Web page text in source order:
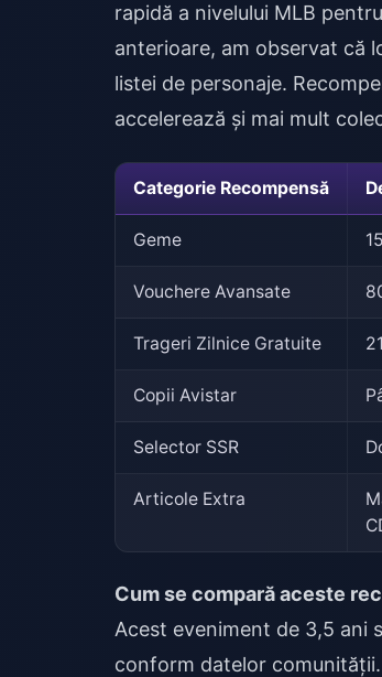
rapidă a nivelului MLB
anterioare, am observat că
listei de personaje.
accelerează și mai mult
Categorie Recompensă
Geme
Vouchere Avansate
Trageri Zilnice Gratuite
Copii Avistar
Selector SSR
Articole Extra
Cum se compară aceste
Acest eveniment de 3,5 ani
conform datelor